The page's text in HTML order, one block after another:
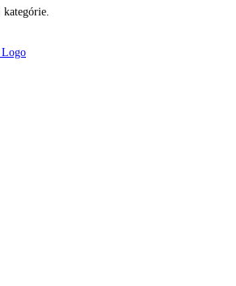
kategórie.